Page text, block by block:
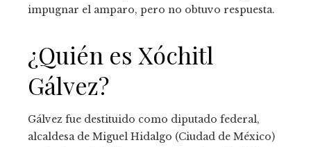
impugnar el amparo, pero no obtuvo respuesta.
¿Quién es Xóchitl
Gálvez?
Gálvez fue destituido como diputado federal,
alcaldesa de Miguel Hidalgo (Ciudad de México)